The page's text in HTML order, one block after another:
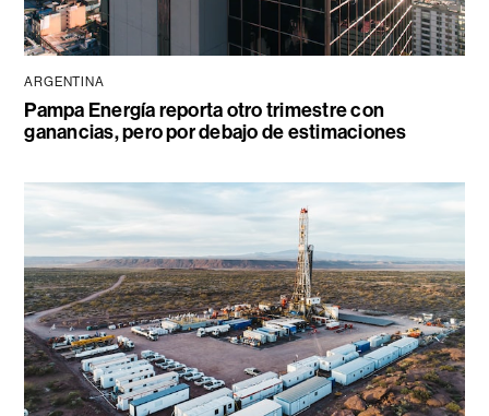
ARGENTINA
Pampa Energía reporta otro trimestre con
ganancias, pero por debajo de estimaciones